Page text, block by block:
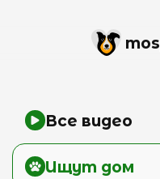
mos
Все видео
Ищут дом